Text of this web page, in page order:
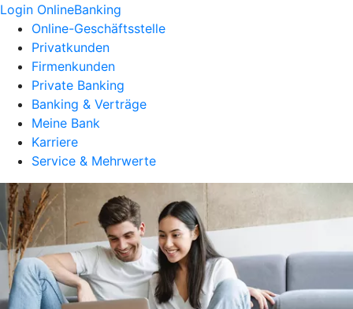
Login OnlineBanking
Online-Geschäftsstelle
Privatkunden
Firmenkunden
Private Banking
Banking & Verträge
Meine Bank
Karriere
Service & Mehrwerte